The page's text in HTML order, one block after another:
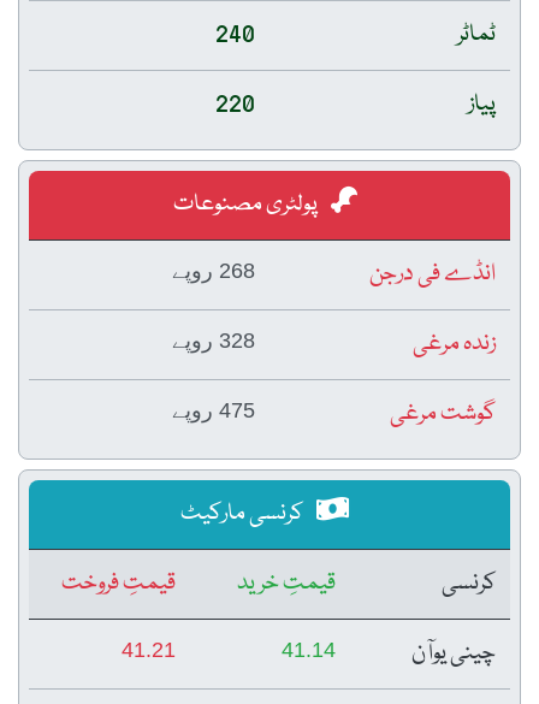
ٹماٹر
240
پیاز
220
پولٹری مصنوعات
انڈے فی درجن
268 روپے
زندہ مرغی 328 روپے
گوشت مرغی 475 روپے
کرنسی مارکیٹ
کرنسی
قیمتِ خرید
قیمتِ فروخت
چینی یوآن
41.14
41.21